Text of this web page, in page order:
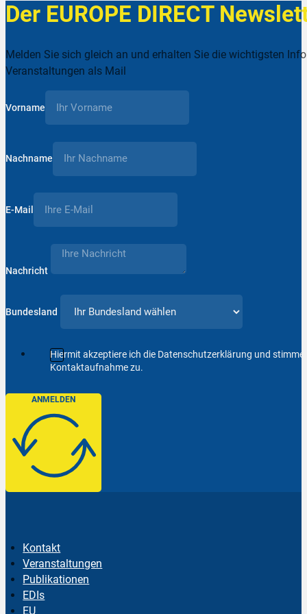
Der EUROPE DIRECT
Melden Sie sich gleich an und erhalten Sie die wichtigsten
Veranstaltungen als Mail
Vorname
Nachname
E-Mail
Nachricht
Bundesland
Hiermit akzeptiere ich die Datenschutzerklärung und
Kontaktaufnahme zu.
ANMELDEN
Kontakt
Veranstaltungen
Publikationen
EDIs
EU